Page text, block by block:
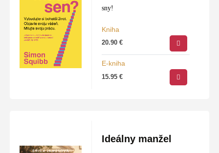
sny!
Kniha
20.90€
E-kniha
15.95€
Ideálny manžel